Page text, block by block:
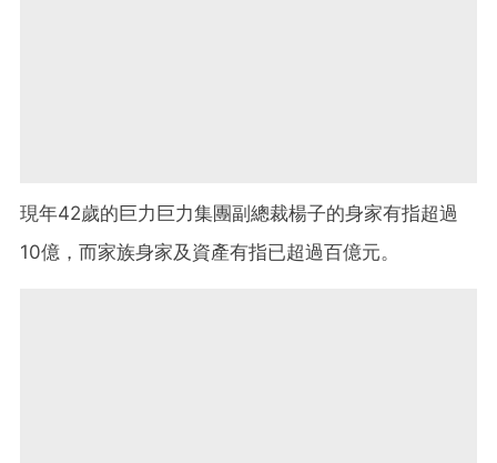
現年42歲的巨力巨力集團副總裁楊子的身家有指超過
10億，而家族身家及資產有指已超過百億元。